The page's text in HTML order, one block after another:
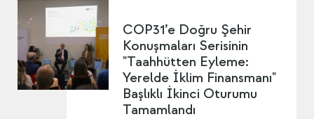
COP31’e Doğru Şehir
Konuşmaları Serisinin
"Taahhütten Eyleme:
Yerelde İklim Finansmanı"
Başlıklı İkinci Oturumu
Tamamlandı